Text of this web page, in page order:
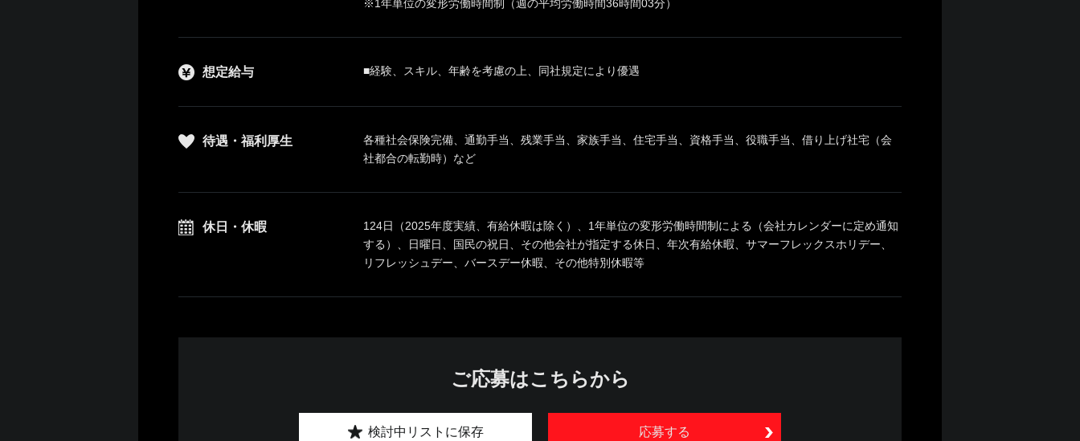
※1年単位の変形労働時間制（週の平均労働時間36時間03分）
想定給与 ■経験、スキル、年齢を考慮の上、同社規定により優遇
待遇・福利厚生
各種社会保険完備、通勤手当、残業手当、家族手当、住宅手当、資格手当、役職手当、借り上げ社宅（会
社都合の転勤時）など
休日・休暇
124日（2025年度実績、有給休暇は除く）、1年単位の変形労働時間制による（会社カレンダーに定め通知
する）、日曜日、国民の祝日、その他会社が指定する休日、年次有給休暇、サマーフレックスホリデー、
リフレッシュデー、バースデー休暇、その他特別休暇等
ご応募はこちらから
応募する
検討中リストに保存